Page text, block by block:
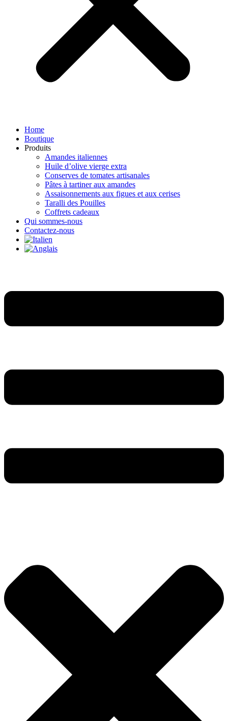
Home
Boutique
Produits
Amandes italiennes
Huile d’olive vierge extra
Conserves de tomates artisanales
Pâtes à tartiner aux amandes
Assaisonnements aux figues et aux cerises
Taralli des Pouilles
Coffrets cadeaux
Qui sommes-nous
Contactez-nous